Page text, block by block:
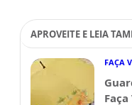
APROVEITE E LEIA
FAÇA